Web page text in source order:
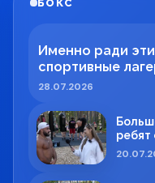
БОКС
Именно ради
спортивные
28.07.2026
ребят